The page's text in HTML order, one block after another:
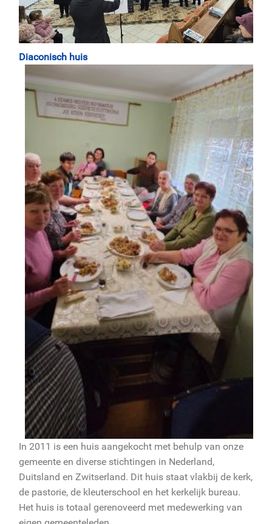
Diaconisch huis
In 2011 is een huis aangekocht met behulp van onze
gemeente en diverse stichtingen in Nederland,
Duitsland en Zwitserland. Dit huis staat vlakbij de kerk,
de pastorie, de kleuterschool en het kerkelijk bureau.
Het huis is totaal gerenoveerd met medewerking van